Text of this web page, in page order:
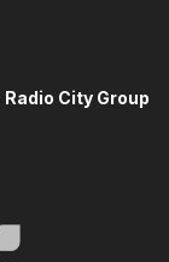
Radio City Group